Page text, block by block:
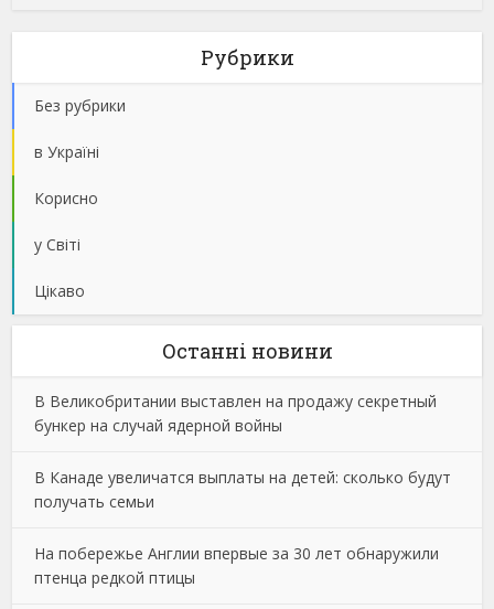
Рубрики
Без рубрики
в Україні
Корисно
у Світі
Цікаво
Останнi новини
В Великобритании выставлен на продажу секретный
бункер на случай ядерной войны
В Канаде увеличатся выплаты на детей: сколько будут
получать семьи
На побережье Англии впервые за 30 лет обнаружили
птенца редкой птицы